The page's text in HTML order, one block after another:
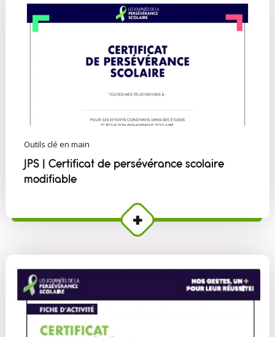
Outils clé en main
JPS | Certificat de persévérance scolaire
modifiable